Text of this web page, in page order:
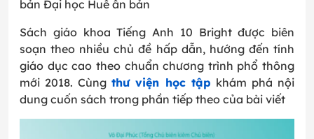
bản Đại học Huế ấn bản
Sách giáo khoa Tiếng Anh 10 Bright được biên
soạn theo nhiều chủ đề hấp dẫn, hướng đến tính
giáo dục cao theo chuẩn chương trình phổ thông
mới 2018. Cùngthư viện học tập khám phá nội
dung cuốn sách trong phần tiếp theo của bài viết